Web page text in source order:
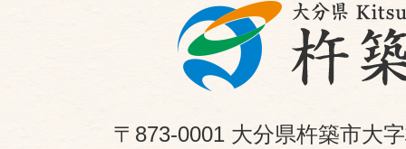
〒873-0001 大分県杵築市大